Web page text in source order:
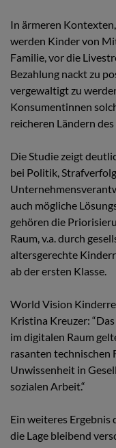
In ärmeren
werden Kinder von
Familie, vor die
Bezahlung nackt zu
vergewaltigt zu
Konsumentinnen
reicheren Ländern
Die Studie zeigt
bei Politik,
auch mögliche
gehören die
Raum, v.a. durch
altersgerechte
ab der ersten Klasse.
World Vision
Kristina Kreuzer:
im digitalen Raum
rasanten technischen
Unwissenheit in
sozialen Arbeit.“
Ein weiteres Ergebnis
die Lage bleibend